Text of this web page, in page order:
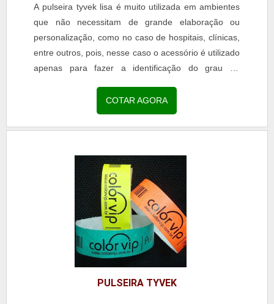
A pulseira tyvek lisa é muito utilizada em ambientes
que não necessitam de grande elaboração ou
personalização, como no caso de hospitais, clínicas,
entre outros, pois, nesse caso o acessório é utilizado
apenas para fazer a identificação do grau de
SOBRE PULSEIRAS TYVEK LISAS Nesse caso, o
uso mais comum de cores são as verdes, vermelhas
e amarelas, porém, o mercado oferece diversas
COTAR AGORA
PULSEIRA TYVEK